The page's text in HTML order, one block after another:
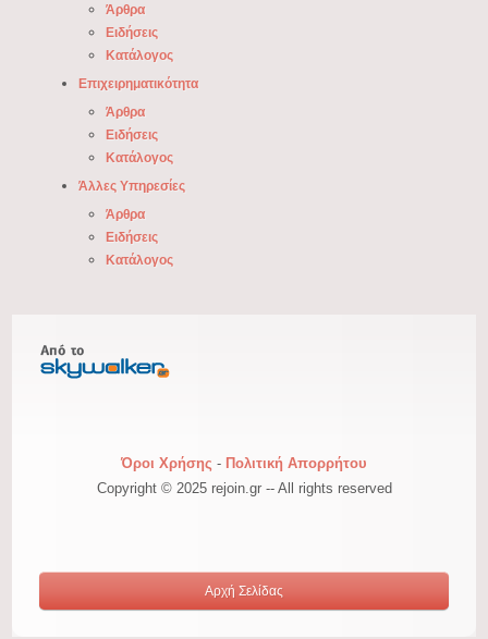
Άρθρα
Ειδήσεις
Κατάλογος
Επιχειρηματικότητα
Άρθρα
Ειδήσεις
Κατάλογος
Άλλες Υπηρεσίες
Άρθρα
Ειδήσεις
Κατάλογος
Όροι Χρήσης - Πολιτική Απορρήτου
Copyright © 2025 rejoin.gr -- All rights reserved
Αρχή Σελίδας